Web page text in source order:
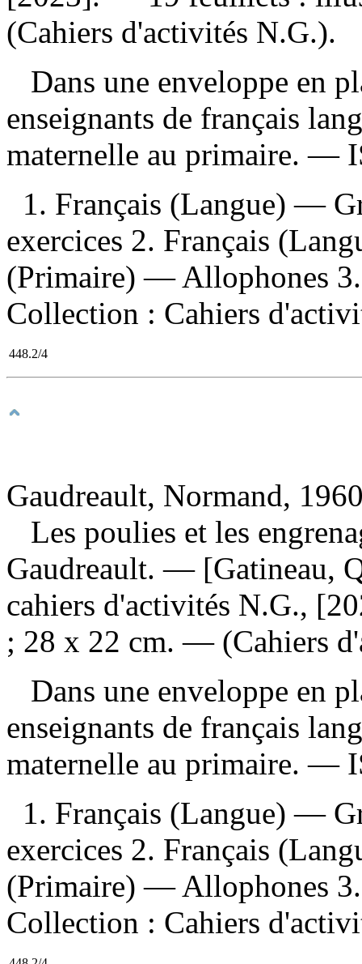
(Cahiers d'activités N.G.).
Dans une enveloppe en
enseignants de français
maternelle au primaire. —
1. Français (Langue) —
exercices 2. Français
(Primaire) — Allophones
Collection : Cahiers
448.2/4
Gaudreault, Normand,
Les poulies et les
Gaudreault. — [Gatineau,
cahiers d'activités N.G.,
; 28 x 22 cm. — (Cahiers
Dans une enveloppe en
enseignants de français
maternelle au primaire. —
1. Français (Langue) —
exercices 2. Français
(Primaire) — Allophones
Collection : Cahiers